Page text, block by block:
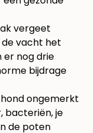
vergeet
de vacht het
er nog drie
bijdrage
ongemerkt
bacteriën, je
de poten